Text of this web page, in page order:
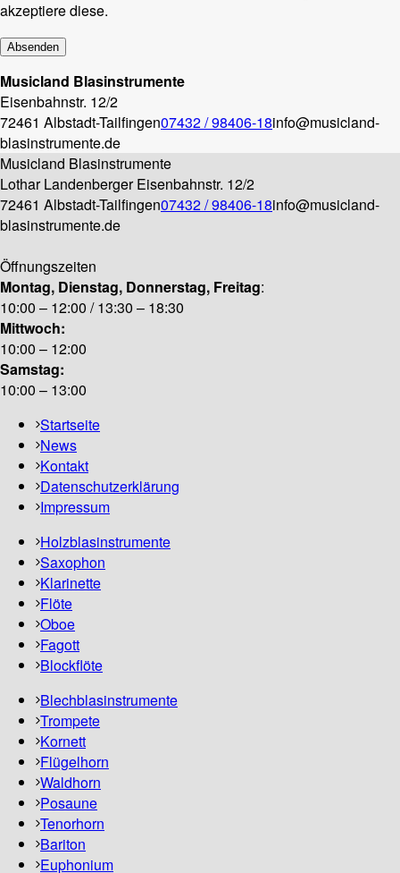
akzeptiere diese.
Musicland Blasinstrumente
Eisenbahnstr. 12/2
72461 Albstadt-Tailfingen07432 / 98406-18info@musicland-
blasinstrumente.de
Musicland Blasinstrumente
Lothar Landenberger Eisenbahnstr. 12/2
72461 Albstadt-Tailfingen07432 / 98406-18info@musicland-
blasinstrumente.de
Öffnungszeiten
Montag, Dienstag, Donnerstag, Freitag:
10:00 – 12:00 / 13:30 – 18:30
Mittwoch:
10:00 – 12:00
Samstag:
10:00 – 13:00
Startseite
News
Kontakt
Datenschutzerklärung
Impressum
Holzblasinstrumente
Saxophon
Klarinette
Flöte
Oboe
Fagott
Blockflöte
Blechblasinstrumente
Trompete
Kornett
Flügelhorn
Waldhorn
Posaune
Tenorhorn
Bariton
Euphonium